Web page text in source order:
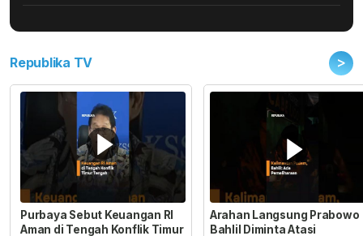
Republika TV >
Purbaya Sebut Keuangan RI
Aman di Tengah Konflik Timur
Arahan Langsung Prabowo
Bahlil Diminta Atasi